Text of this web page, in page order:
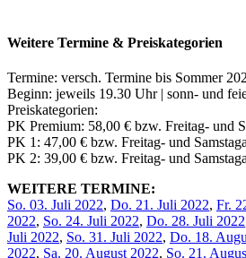
Weitere Termine & Preiskategorien
Termine: versch. Termine bis Sommer
Beginn: jeweils 19.30 Uhr | sonn- und
Preiskategorien:
PK Premium: 58,00 € bzw. Freitag- und
PK 1: 47,00 € bzw. Freitag- und
PK 2: 39,00 € bzw. Freitag- und
WEITERE TERMINE:
So. 03. Juli 2022, Do. 21. Juli 2022, Fr.
2022, So. 24. Juli 2022, Do. 28. Juli 2022
Juli 2022, So. 31. Juli 2022, Do. 18.
2022, Sa. 20. August 2022, So. 21.